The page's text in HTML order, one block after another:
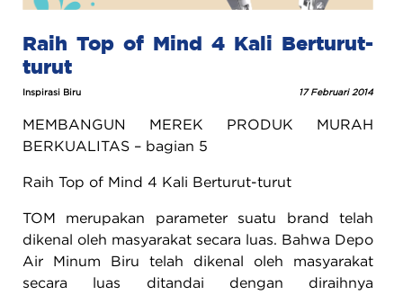
Raih Top of Mind 4 Kali Berturut-
turut
Inspirasi Biru 17 Februari 2014
MEMBANGUN MEREK PRODUK MURAH
BERKUALITAS – bagian 5
Raih Top of Mind 4 Kali Berturut-turut
TOM merupakan parameter suatu brand telah
dikenal oleh masyarakat secara luas. Bahwa Depo
Air Minum Biru telah dikenal oleh masyarakat
secara luas ditandai dengan diraihnya